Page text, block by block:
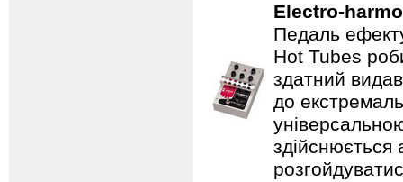
Electro-
Педаль
Hot Tubes
здатний
до